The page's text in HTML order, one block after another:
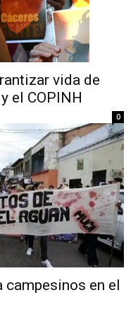
vida de
el COPINH
0
campesinos en el